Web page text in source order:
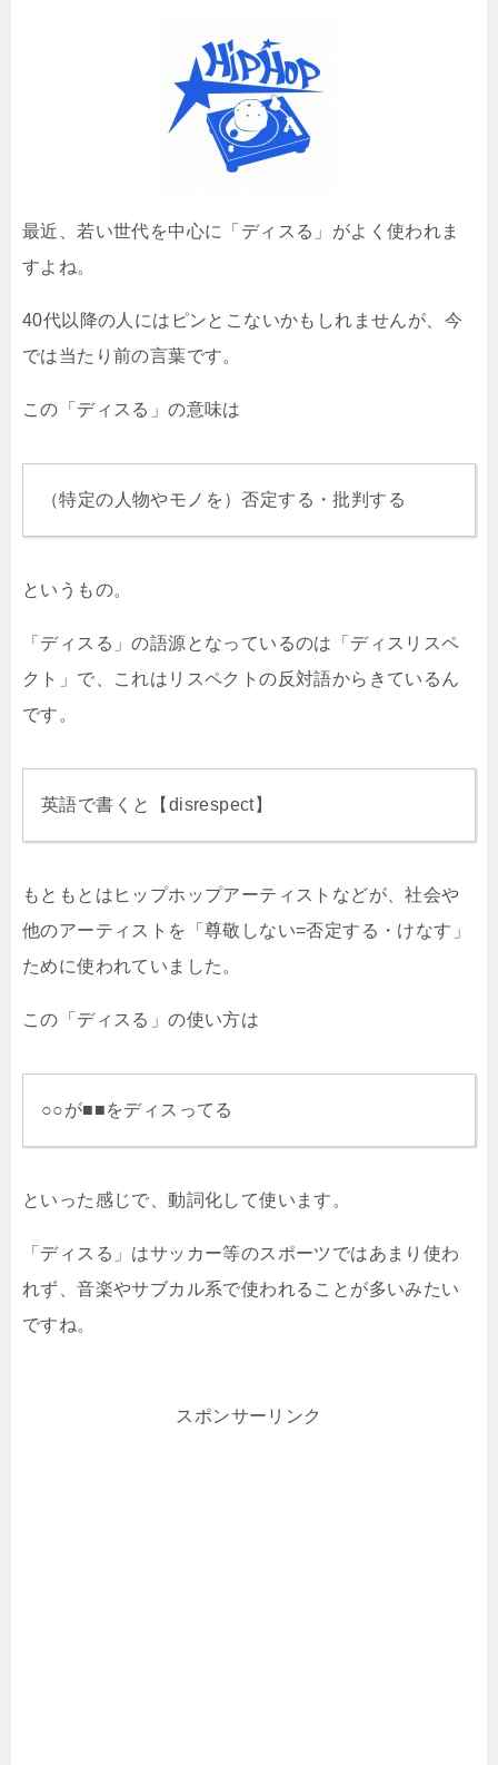
最近、若い世代を中心に「ディスる」がよく使われま
すよね。
40代以降の人にはピンとこないかもしれませんが、今
では当たり前の言葉です。
この「ディスる」の意味は
（特定の人物やモノを）否定する・批判する
というもの。
「ディスる」の語源となっているのは「ディスリスペ
クト」で、これはリスペクトの反対語からきているん
です。
英語で書くと【disrespect】
もともとはヒップホップアーティストなどが、社会や
他のアーティストを「尊敬しない=否定する・けなす」
ために使われていました。
この「ディスる」の使い方は
○○が■■をディスってる
といった感じで、動詞化して使います。
「ディスる」はサッカー等のスポーツではあまり使わ
れず、音楽やサブカル系で使われることが多いみたい
ですね。
スポンサーリンク